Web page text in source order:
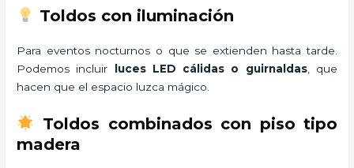
Toldos con iluminación
Para eventos nocturnos o que se extienden hasta tarde.
Podemos incluir
luces LED cálidas o guirnaldas, que
hacen que el espacio luzca mágico.
Toldos combinados con piso tipo
madera